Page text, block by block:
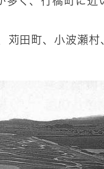
田町、小波瀬村